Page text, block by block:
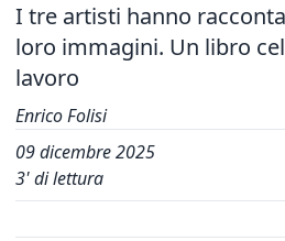
I tre artisti hanno
loro immagini. Un libro
lavoro
Enrico Folisi
09 dicembre 2025
3' di lettura